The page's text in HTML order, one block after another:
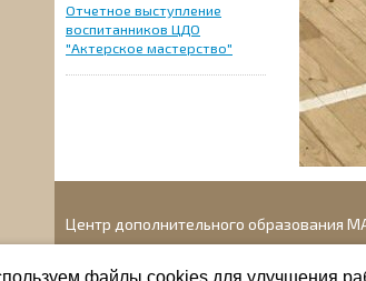
Отчетное выступление
воспитанников ЦДО
"Актерское мастерство"
Центр дополнительного образования
файлы cookies для улучшения